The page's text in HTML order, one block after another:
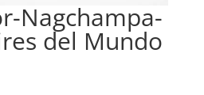
Nagchampa-
del Mundo